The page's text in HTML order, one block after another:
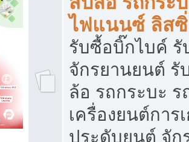
ไฟแนนซ์ ลิส
รับซื้อบิ๊กไบค์
จักรยานยนต์ รั
ล้อ รถกระบะ
เครื่องยนต์การ
ประดับยนต์ จัก